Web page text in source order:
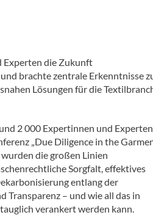
Experten die Zukunft
brachte zentrale Erkenntnisse
Lösungen für die
2 000 Expertinnen und
„Due Diligence in the
die großen Linien
Sorgfalt, effektives
entlang der
Transparenz – und wie all das in
verankert werden kann.